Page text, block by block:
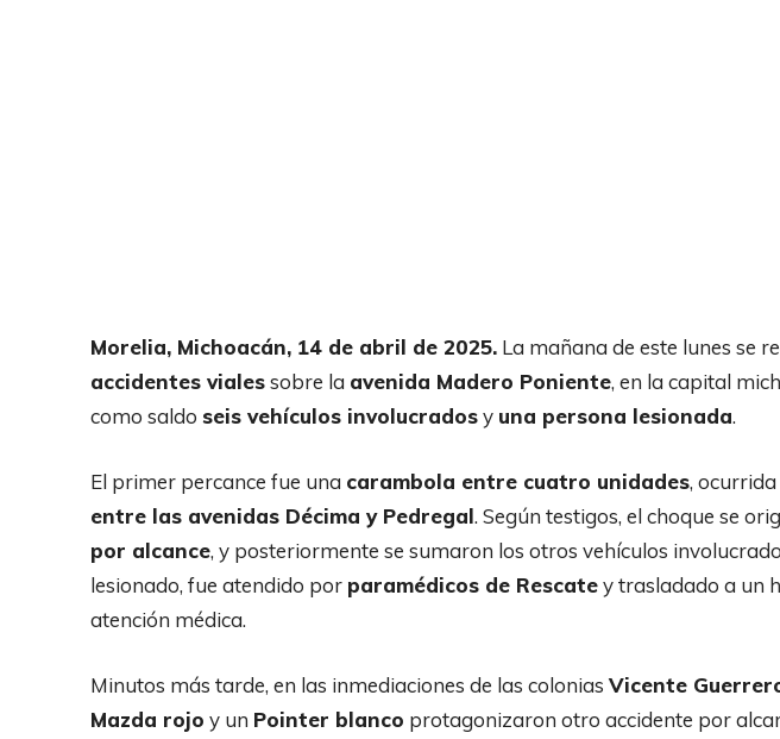
Morelia, Michoacán, 14 de abril de 2025. La mañana de este lunes se
accidentes vialessobre la avenida Madero Poniente, en la capital
como saldo seis vehículos involucradosy una persona lesionada.
El primer percance fue una carambola entre cuatro unidades, ocurrida
entre las avenidas Décima y Pedregal. Según testigos, el choque se
por alcance, y posteriormente se sumaron los otros vehículos
lesionado, fue atendido por paramédicos de Rescatey trasladado a un
atención médica.
Minutos más tarde, en las inmediaciones de las colonias Vicente
Mazda rojo y un Pointer blanco protagonizaron otro accidente por